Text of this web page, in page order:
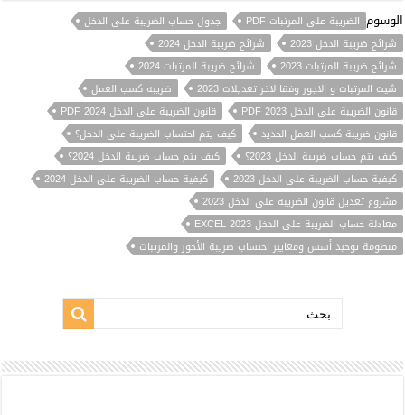
الوسوم الضريبة على المرتبات PDF
جدول حساب الضريبة على الدخل
شرائح ضريبة الدخل 2023
شرائح ضريبة الدخل 2024
شرائح ضريبة المرتبات 2023
شرائح ضريبة المرتبات 2024
شيت المرتبات و الاجور وفقا لاخر تعديلات 2023
ضريبه كسب العمل
قانون الضريبة على الدخل 2023 PDF
قانون الضريبة على الدخل 2024 PDF
قانون ضريبة كسب العمل الجديد
كيف يتم احتساب الضريبة على الدخل؟
كيف يتم حساب ضريبة الدخل 2023؟
كيف يتم حساب ضريبة الدخل 2024؟
كيفية حساب الضريبة على الدخل 2023
كيفية حساب الضريبة على الدخل 2024
مشروع تعديل قانون الضريبة على الدخل 2023
معادلة حساب الضريبة على الدخل 2023 EXCEL
منظومة توحيد أسس ومعايير احتساب ضريبة الأجور والمرتبات
بحث: